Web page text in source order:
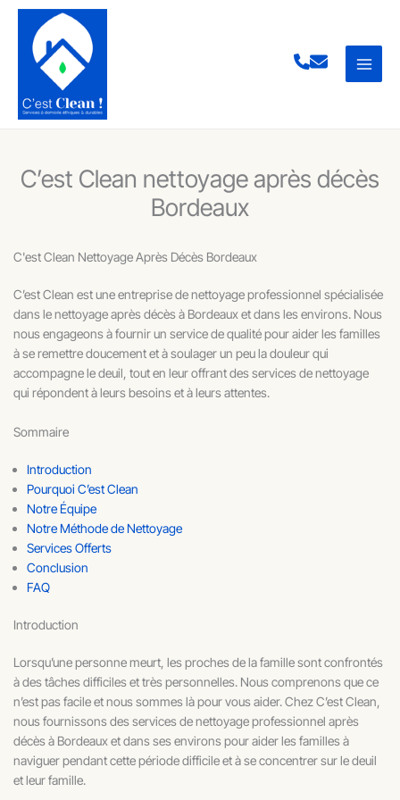
Aller
contenu
C’est Clean nettoyage après décès
Bordeaux
C'est Clean Nettoyage Après Décès Bordeaux
C’est Clean est une entreprise de nettoyage professionnel spécialisée
dans le nettoyage après décès à Bordeaux et dans les environs. Nous
nous engageons à fournir un service de qualité pour aider les familles
à se remettre doucement et à soulager un peu la douleur qui
accompagne le deuil, tout en leur offrant des services de nettoyage
qui répondent à leurs besoins et à leurs attentes.
Sommaire
Introduction
Pourquoi C’est Clean
Notre Équipe
Notre Méthode de Nettoyage
Services Offerts
Conclusion
FAQ
Introduction
Lorsqu’une personne meurt, les proches de la famille sont confrontés
à des tâches difficiles et très personnelles. Nous comprenons que ce
n’est pas facile et nous sommes là pour vous aider. Chez C’est Clean,
nous fournissons des services de nettoyage professionnel après
décès à Bordeaux et dans ses environs pour aider les familles à
naviguer pendant cette période difficile et à se concentrer sur le deuil
et leur famille.